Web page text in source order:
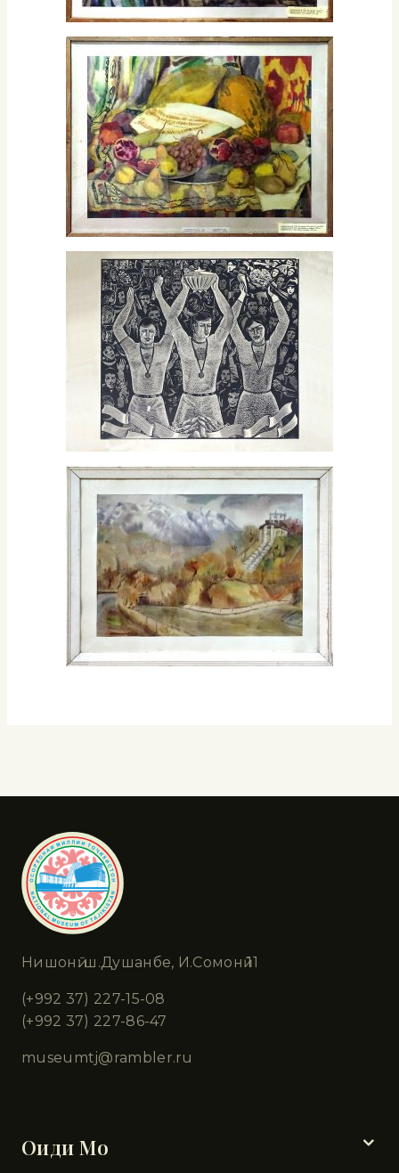
Нишонӣ: ш.Душанбе, И.Сомонӣ 11
(+992 37) 227-15-08
(+992 37) 227-86-47
museumtj@rambler.ru
Оиди Мо